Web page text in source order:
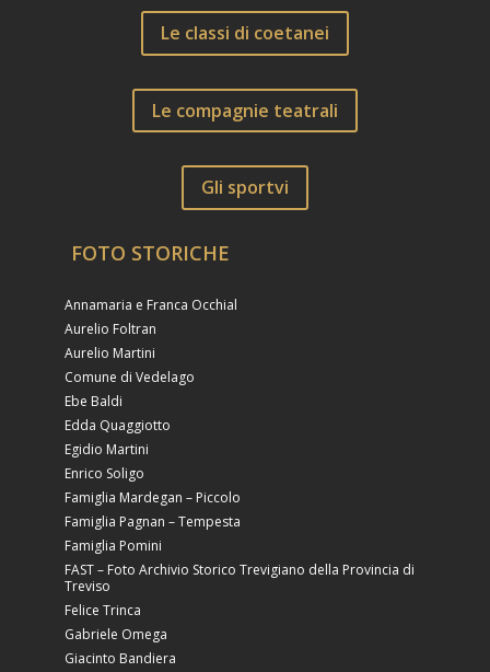
Le classi di coetanei
Le compagnie teatrali
Gli sportvi
FOTO STORICHE
Annamaria e Franca Occhial
Aurelio Foltran
Aurelio Martini
Comune di Vedelago
Ebe Baldi
Edda Quaggiotto
Egidio Martini
Enrico Soligo
Famiglia Mardegan – Piccolo
Famiglia Pagnan – Tempesta
Famiglia Pomini
FAST – Foto Archivio Storico Trevigiano della Provincia di
Treviso
Felice Trinca
Gabriele Omega
Giacinto Bandiera